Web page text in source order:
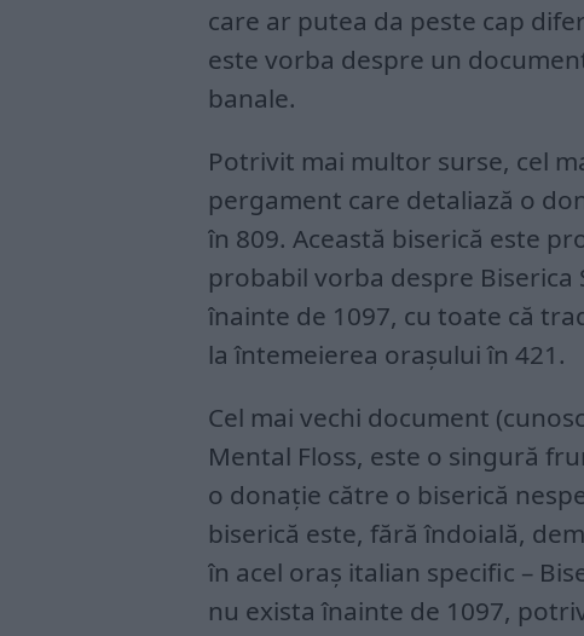
care ar putea da peste cap
este vorba despre un
banale.
Potrivit mai multor surse, cel
pergament care detaliază o
în 809. Această biserică este
probabil vorba despre Biserica
înainte de 1097, cu toate că
la întemeierea orașului în 421.
Cel mai vechi document
Mental Floss, este o singură
o donație către o biserică
biserică este, fără îndoială,
în acel oraș italian specific –
nu exista înainte de 1097,